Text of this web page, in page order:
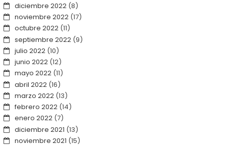
diciembre 2022(8)
noviembre 2022(17)
octubre 2022(11)
septiembre 2022(9)
julio 2022(10)
junio 2022(12)
mayo 2022(11)
abril 2022(16)
marzo 2022(13)
febrero 2022(14)
enero 2022(7)
diciembre 2021 (13)
noviembre 2021 (15)